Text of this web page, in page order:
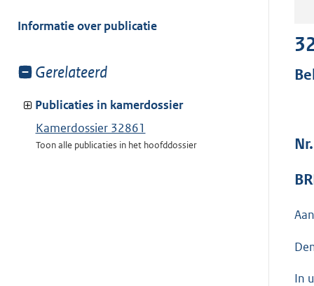
van:
Informatie over publicatie
Toon
van:
Gerelateerd
Publicaties in kamerdossier
Kamerdossier 32861
Toon alle publicaties in het hoofddossier
In